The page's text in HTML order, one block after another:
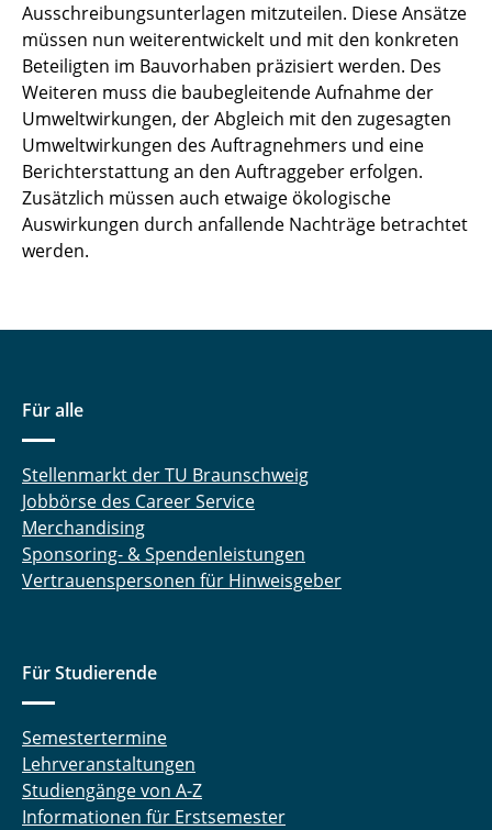
Ausschreibungsunterlagen mitzuteilen. Diese Ansätze
müssen nun weiterentwickelt und mit den konkreten
Beteiligten im Bauvorhaben präzisiert werden. Des
Weiteren muss die baubegleitende Aufnahme der
Umweltwirkungen, der Abgleich mit den zugesagten
Umweltwirkungen des Auftragnehmers und eine
Berichterstattung an den Auftraggeber erfolgen.
Zusätzlich müssen auch etwaige ökologische
Auswirkungen durch anfallende Nachträge betrachtet
werden.
Für alle
Stellenmarkt der TU Braunschweig
Jobbörse des Career Service
Merchandising
Sponsoring- & Spendenleistungen
Vertrauenspersonen für Hinweisgeber
Für Studierende
Semestertermine
Lehrveranstaltungen
Studiengänge von A-Z
Informationen für Erstsemester